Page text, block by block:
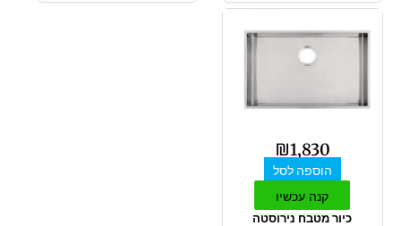
₪1,830
הוספה לסל
קנה עכשיו
כיור מטבח נירוסטה